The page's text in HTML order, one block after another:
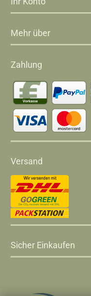
Mehr über
Zahlung
Versand
Sicher Einkaufen